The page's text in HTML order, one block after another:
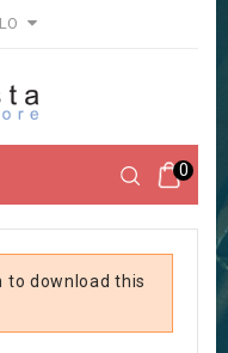
0
to download this